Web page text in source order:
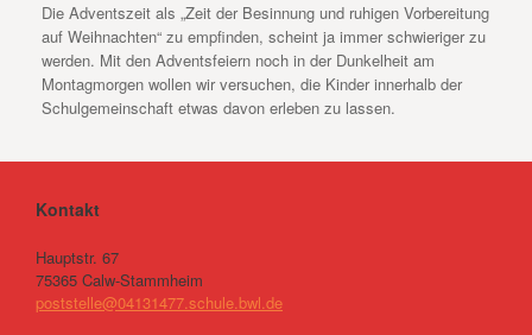
Die Adventszeit als „Zeit der Besinnung und ruhigen Vorbereitung
auf Weihnachten“ zu empfinden, scheint ja immer schwieriger zu
werden. Mit den Adventsfeiern noch in der Dunkelheit am
Montagmorgen wollen wir versuchen, die Kinder innerhalb der
Schulgemeinschaft etwas davon erleben zu lassen.
Kontakt
Hauptstr. 67
75365 Calw-Stammheim
poststelle@04131477.schule.bwl.de